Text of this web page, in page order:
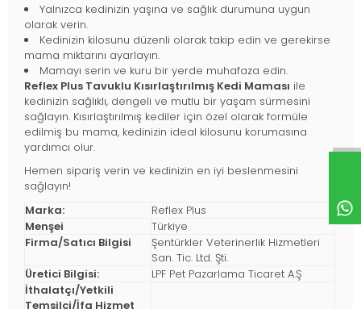
Yalnızca kedinizin yaşına ve sağlık durumuna uygun
olarak verin.
Kedinizin kilosunu düzenli olarak takip edin ve gerekirse
mama miktarını ayarlayın.
Mamayı serin ve kuru bir yerde muhafaza edin.
Reflex Plus Tavuklu Kısırlaştırılmış Kedi Maması ile
kedinizin sağlıklı, dengeli ve mutlu bir yaşam sürmesini
sağlayın. Kısırlaştırılmış kediler için özel olarak formüle
edilmiş bu mama, kedinizin ideal kilosunu korumasına
yardımcı olur.
Hemen sipariş verin ve kedinizin en iyi beslenmesini
sağlayın!
Marka:
Reflex Plus
Menşei
Türkiye
Firma/Satıcı Bilgisi
Şentürkler Veterinerlik Hizmetleri
San. Tic. Ltd. Şti.
Üretici Bilgisi:
LPF Pet Pazarlama Ticaret A.Ş
İthalatçı/Yetkili
Temsilci/İfa Hizmet